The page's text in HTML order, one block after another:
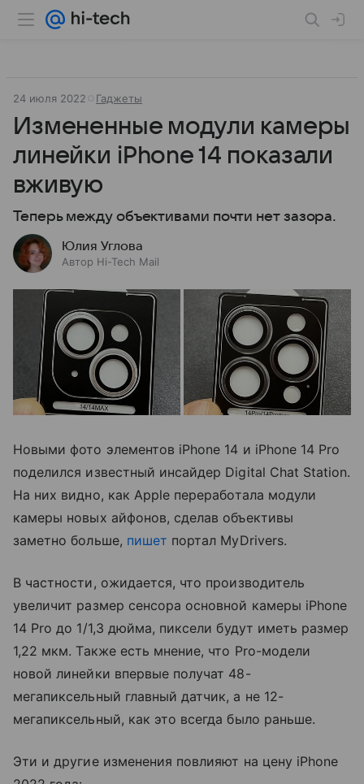
24 июля 2022 Гаджеты
Измененные модули камеры
линейки iPhone 14 показали
вживую
Теперь между объективами почти нет зазора.
Юлия Углова
Автор Hi-Tech Mail
Новыми фото элементов iPhone 14 и iPhone 14 Pro
поделился известный инсайдер Digital Chat Station.
На них видно, как Apple переработала модули
камеры новых айфонов, сделав объективы
заметно больше, пишет портал MyDrivers.
В частности, ожидается, что производитель
увеличит размер сенсора основной камеры iPhone
14 Pro до 1/1,3 дюйма, пиксели будут иметь размер
1,22 мкм. Также есть мнение, что Pro-модели
новой линейки впервые получат 48-
мегапиксельный главный датчик, а не 12-
мегапиксельный, как это всегда было раньше.
Эти и другие изменения повлияют на цену iPhone